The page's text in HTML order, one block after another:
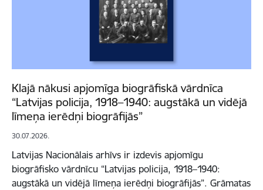
Klajā nākusi apjomīga biogrāfiskā vārdnīca
“Latvijas policija, 1918–1940: augstākā un vidējā
līmeņa ierēdņi biogrāfijās”
30.07.2026.
Latvijas Nacionālais arhīvs ir izdevis apjomīgu
biogrāfisko vārdnīcu “Latvijas policija, 1918–1940:
augstākā un vidējā līmeņa ierēdņi biogrāfijās”. Grāmatas